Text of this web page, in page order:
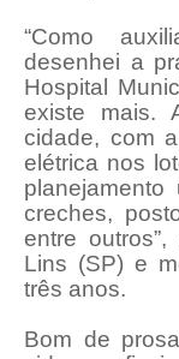
“Como
desenhei a
Hospital
existe mais.
cidade, com
elétrica nos
creches,
entre
Lins (SP) e
três anos.
Bom de